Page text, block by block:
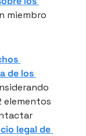
miembro
de los
elementos
legal de